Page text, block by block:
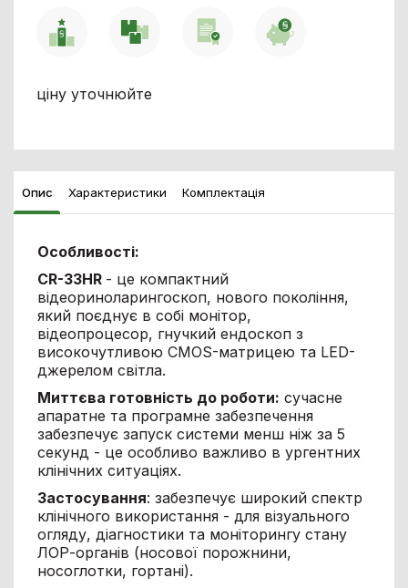
ціну уточнюйте
Опис Характеристики Комплектація
Особливості:
CR-33HR - це компактний
відеориноларингоскоп, нового покоління,
який поєднує в собі монітор,
відеопроцесор, гнучкий ендоскоп з
високочутливою CMOS-матрицею та LED-
джерелом світла.
Миттєва готовність до роботи: сучасне
апаратне та програмне забезпечення
забезпечує запуск системи менш ніж за 5
секунд - це особливо важливо в ургентних
клінічних ситуаціях.
Застосування: забезпечує широкий спектр
клінічного використання - для візуального
огляду, діагностики та моніторингу стану
ЛОР-органів (носової порожнини,
носоглотки, гортані).